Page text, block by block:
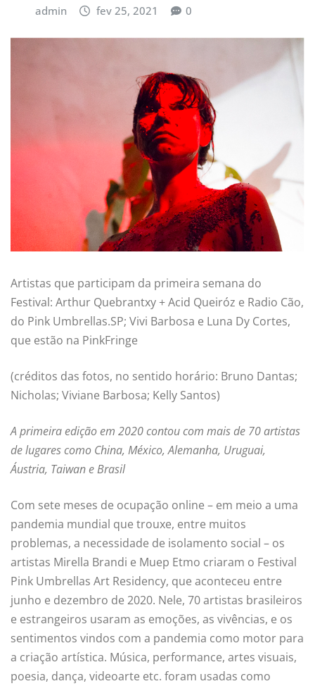
admin fev 25, 2021 0
Artistas que participam da primeira semana do
Festival: Arthur Quebrantxy + Acid Queiróz e Radio Cão,
do Pink Umbrellas.SP; Vivi Barbosa e Luna Dy Cortes,
que estão na PinkFringe
(créditos das fotos, no sentido horário: Bruno Dantas;
Nicholas; Viviane Barbosa; Kelly Santos)
A primeira edição em 2020 contou com mais de 70 artistas
de lugares como China, México, Alemanha, Uruguai,
Áustria, Taiwan e Brasil
Com sete meses de ocupação online – em meio a uma
pandemia mundial que trouxe, entre muitos
problemas, a necessidade de isolamento social – os
artistas Mirella Brandi e Muep Etmo criaram o Festival
Pink Umbrellas Art Residency, que aconteceu entre
junho e dezembro de 2020. Nele, 70 artistas brasileiros
e estrangeiros usaram as emoções, as vivências, e os
sentimentos vindos com a pandemia como motor para
a criação artística. Música, performance, artes visuais,
poesia, dança, videoarte etc. foram usadas como